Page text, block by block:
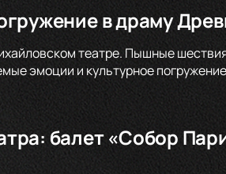
в драму
театре. Пышные
эмоции и культурное
балет «Собор